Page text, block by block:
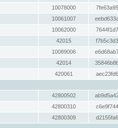
10078000
10061007
10062000
42015
10089006
42014
420061
42800502
42800310
42800309